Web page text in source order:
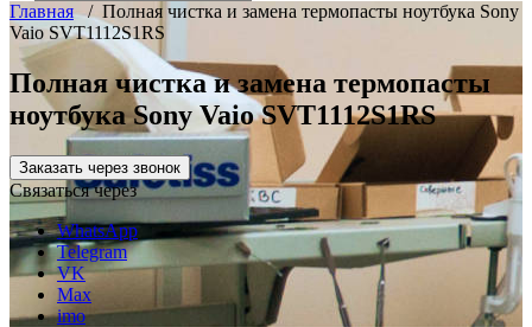
Главная/ Полная чистка и замена термопасты ноутбука Sony
Vaio SVT1112S1RS
Полная чистка и замена термопасты
ноутбука Sony Vaio SVT1112S1RS
Заказать через звонок
Связаться через
WhatsApp
Telegram
VK
Max
imo